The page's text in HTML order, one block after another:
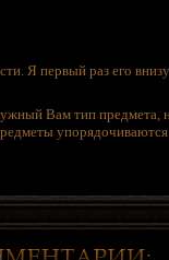
Я первый раз его
Вам тип предмета,